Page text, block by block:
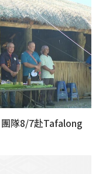
團隊8/7赴Tafalong